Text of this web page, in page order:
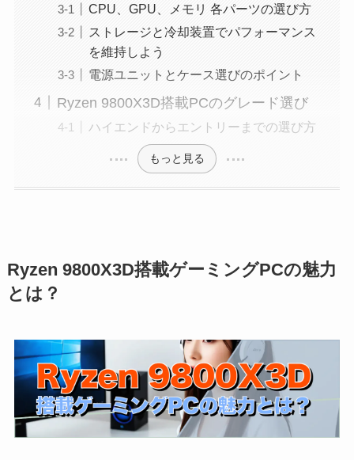
CPU、GPU、メモリ 各パーツの選び方
ストレージと冷却装置でパフォーマンス
を維持しよう
電源ユニットとケース選びのポイント
Ryzen 9800X3D搭載PCのグレード選び
ハイエンドからエントリーまでの選び方
もっと見る
Ryzen 9800X3D搭載ゲーミングPCの魅力
とは？